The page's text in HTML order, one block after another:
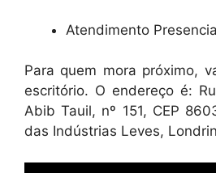
Atendimento
Para quem mora próximo,
escritório. O endereço é:
Abib Tauil, nº 151, CEP
das Indústrias Leves,